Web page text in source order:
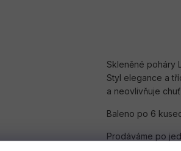
Skleněné poháry
Styl elegance a
a neovlivňuje
Baleno po 6
Prodáváme po